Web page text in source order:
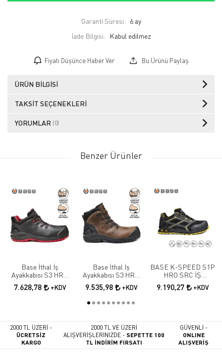
Garanti Süresi: 6 ay
İade Bilgisi:
Fiyatı Düşünce Haber Ver Bu Ürünü Paylaş
ÜRÜN BILGISI
TAKSIT SEÇENEKLERI
YORUMLAR (0)
Benzer Ürünler
Base İthal İş
Ayakkabısı S3 HRO
SRC B0887N
7.628,78 +KDV
Base İthal İş
Ayakkabısı S3 HRO
SRC B0888
9.535,98 +KDV
BASE K-SPEED S1P
HRO SRC İŞ
AYAKKABISI
9.190,27 +KDV
2000 TL ÜZERİ -
ÜCRETSİZ
KARGO
2000 TL VE ÜZERİ
ALIŞVERİŞLERİNİZDE -SEPETTE 100
TL İNDİRİM FIRSATI
GÜVENLİ -
ONLINE
ALIŞVERİŞ